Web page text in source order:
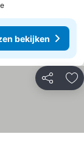
bekijken
Delen